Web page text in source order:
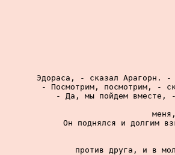
Эдораса, - сказал Арагорн. -
- Посмотрим, посмотрим, -
- Да, мы пойдем вместе,
Он поднялся и долгим
против друга, и в